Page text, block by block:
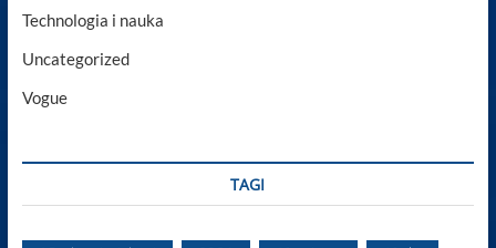
Technologia i nauka
Uncategorized
Vogue
TAGI